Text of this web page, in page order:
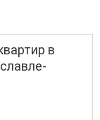
в